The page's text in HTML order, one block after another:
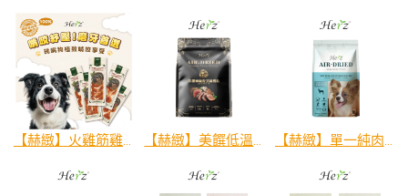
【赫緻】火雞筋雞肉零食 【赫緻】美饌低溫風乾糧(鹿肉) 【赫緻】單一純肉健康糧(紐西蘭鹿肉)